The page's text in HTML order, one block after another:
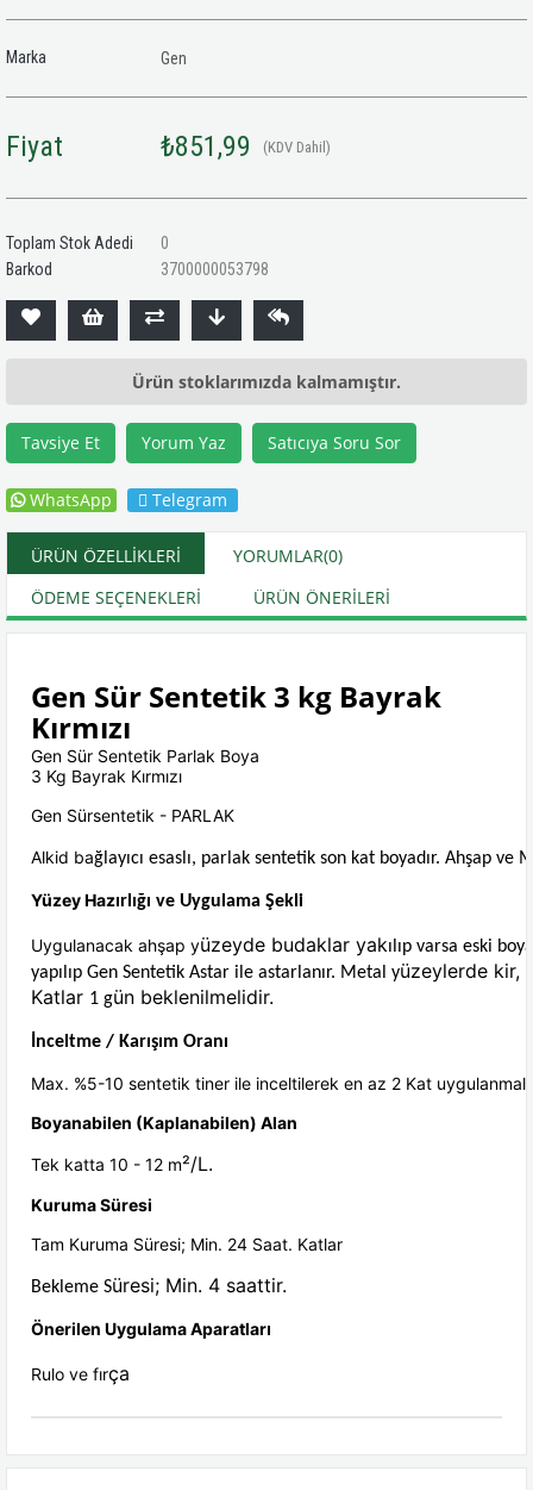
Marka Gen
Fiyat ₺851,99 (KDV Dahil)
Toplam Stok Adedi
0
Barkod
3700000053798
Ürün stoklarımızda kalmamıştır.
Tavsiye Et Yorum Yaz Satıcıya Soru Sor
WhatsApp Telegram
ÜRÜN ÖZELLIKLERI YORUMLAR(0)
ÖDEME SEÇENEKLERI
ÜRÜN ÖNERILERI
Gen Sür Sentetik 3 kg Bayrak
Kırmızı
Gen Sür Sentetik Parlak Boya
3 Kg Bayrak Kırmızı
Gen Sürsentetik - PARLAK
Alkid bağlayıcı esaslı, parlak sentetik son kat boyadır. Ahşap ve
Yüzey Hazırlığı ve Uygulama Şekli
Uygulanacak ahşap yüzeyde budaklar yakılıp varsa eski
yapılıp Gen Sentetik Astar ile astarlanır. Metal yüzeylerde kir,
Katlar 1 gün beklenilmelidir.
İnceltme / Karışım Oranı
Max. %5-10 sentetik tiner ile inceltilerek en az 2 Kat
Boyanabilen (Kaplanabilen) Alan
Tek katta 10 - 12 m²/L.
Kuruma Süresi
Tam Kuruma Süresi; Min. 24 Saat. Katlar
Bekleme Süresi; Min. 4 saattir.
Önerilen Uygulama Aparatları
Rulo ve fırça